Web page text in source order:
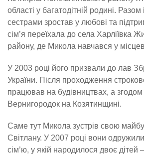
області у багатодітній родині. Разом
сестрами зростав у любові та
сім’я переїхала до села Харліївка
району, де Микола навчався у
У 2003 році його призвали до лав
України. Після проходження
працював на будівництвах, а
Вернигородок на Козятинщині.
Саме тут Микола зустрів свою
Світлану. У 2007 році вони
сім’ю, у якій народилося двоє